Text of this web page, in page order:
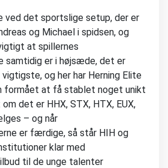
ved det sportslige setup, der er
og Michael i spidsen, og
at spillernes
samtidig er i højsæde, det er
og her har Herning Elite
formået at få stablet noget unikt
det er HHX, STX, HTX, EUX,
– og når
er færdige, så står HIH og
klar med
til de unge talenter